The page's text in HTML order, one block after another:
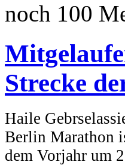
noch 100
Strecke
Haile
Berlin Marathon
dem Vorjahr um